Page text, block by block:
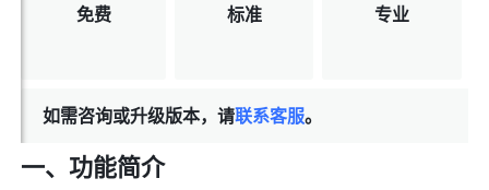
免费 标准 专业
如需咨询或升级版本，请联系客服。
一、功能简介